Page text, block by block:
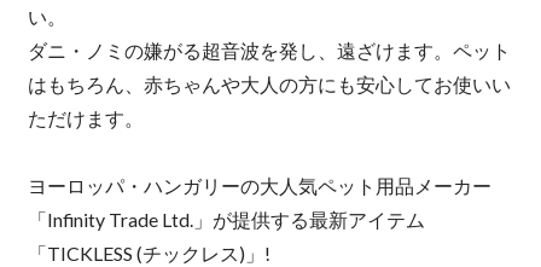
い。
ダニ・ノミの嫌がる超音波を発し、遠ざけます。ペット
はもちろん、赤ちゃんや大人の方にも安心してお使いい
ただけます。
ヨーロッパ・ハンガリーの大人気ペット用品メーカー
「Infinity Trade Ltd.」が提供する最新アイテム
「TICKLESS (チックレス)」!